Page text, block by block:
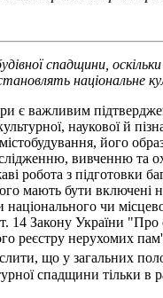
спадщини,
національне
є важливим
наукової й
його
вивченню та
робота з підготовки
мають бути включені
національного чи
14 Закону України
реєстру нерухомих
що у загальних
спадщини тільки в